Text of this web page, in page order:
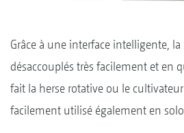
Grâce à une interface intelligente,
désaccouplés très facilement et en
fait la herse rotative ou le
facilement utilisé également en